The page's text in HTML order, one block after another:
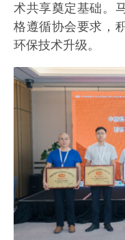
术共享奠定基础。
格遵循协会要求，
环保技术升级。